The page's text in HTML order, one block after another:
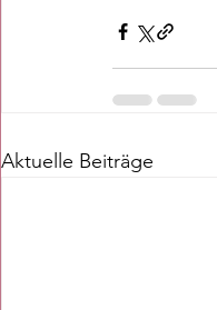
Aktuelle Beiträge